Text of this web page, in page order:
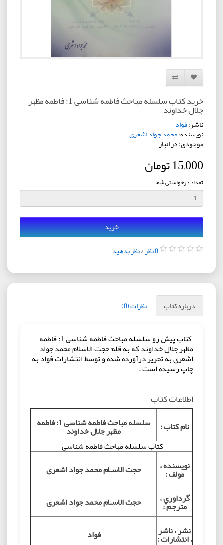
افزودن به لیست دلخواه
مقایسه این محصول
خرید کتاب سلسله مباحث فاطمه شناسی 1: فاطمه مظهر
جلال خداوند
ناشر:فواد
نویسنده:محمد جواد اشعری
موجودی: در انبار
15,000 تومان
تعداد درخواستی شما
خرید
0 نظر /نظر بدهید
درباره کتاب نظرات (0)
کتاب پیش رو سلسله مباحث فاطمه شناسی 1: فاطمه
مظهر جلال خداوند که به قلم حجت الاسلام محمد جواد
اشعری به تحریر درآورده شده و توسط انتشارات فواد به
چاپ رسیده است .
اطلاعات کتاب
نام کتاب : سلسله مباحث فاطمه شناسی 1: فاطمه
مظهر جلال خداوند
کتاب سلسله مباحث فاطمه شناسی
نويسنده ،
مولف :
حجت الاسلام محمد جواد اشعری
گرداوري ،
مترجم :
حجت الاسلام محمد جواد اشعری
نشر ، ناشر
، انتشارات : فواد